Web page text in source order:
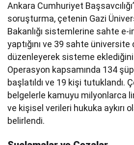
Ankara Cumhuriyet
soruşturma, çetenin Gazi
Bakanlığı sistemlerine sahte e-
yaptığını ve 39 sahte üniversite
düzenleyerek sisteme eklediğini
Operasyon kapsamında 134
başlatıldı ve 19 kişi tutuklandı.
belgelerle kamuyu milyonlarca
ve kişisel verileri hukuka aykırı
belirlendi.